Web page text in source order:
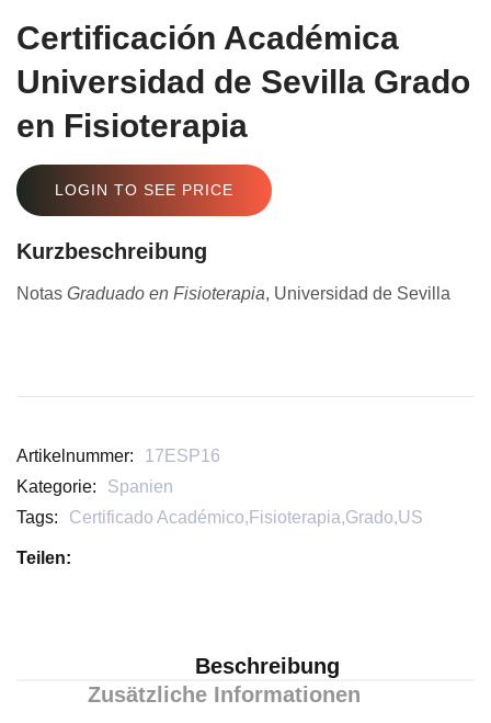
Certificación Académica
Universidad de Sevilla Grado
en Fisioterapia
LOGIN TO SEE PRICE
Kurzbeschreibung
Notas Graduado en Fisioterapia, Universidad de Sevilla
Artikelnummer:
17ESP16
Kategorie:
Spanien
Tags:
Certificado Académico, Fisioterapia,Grado,US
Teilen:
Beschreibung
Zusätzliche Informationen